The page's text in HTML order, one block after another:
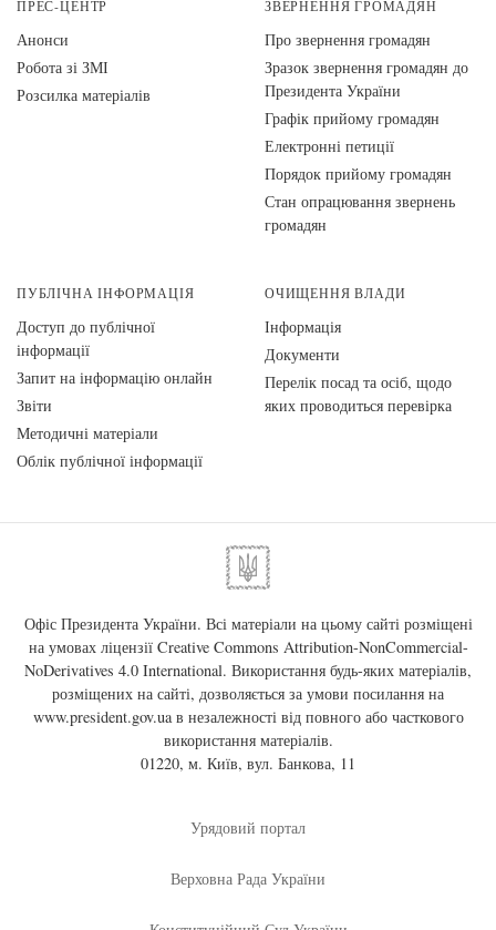
ПРЕС-ЦЕНТР
Анонси
Робота зі ЗМІ
Розсилка матеріалів
ЗВЕРНЕННЯ ГРОМАДЯН
Про звернення громадян
Зразок звернення громадян до
Президента України
Графік прийому громадян
Електронні петиції
Порядок прийому громадян
Стан опрацювання звернень
громадян
ПУБЛІЧНА ІНФОРМАЦІЯ
Доступ до публічної
інформації
Запит на інформацію онлайн
Звіти
Методичні матеріали
Облік публічної інформації
ОЧИЩЕННЯ ВЛАДИ
Інформація
Документи
Перелік посад та осіб, щодо
яких проводиться перевірка
Офіс Президента України. Всі матеріали на цьому сайті розміщені
на умовах ліцензії Creative Commons Attribution-NonCommercial-
NoDerivatives 4.0 International. Використання будь-яких матеріалів,
розміщених на сайті, дозволяється за умови посилання на
www.president.gov.uaв незалежності від повного або часткового
використання матеріалів.
01220, м. Київ, вул. Банкова, 11
Урядовий портал
Верховна Рада України